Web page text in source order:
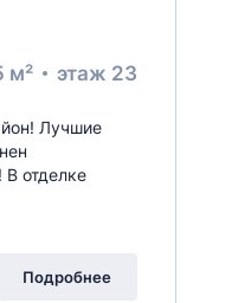
м² этаж 23
Лучшие
отделке
Подробнее